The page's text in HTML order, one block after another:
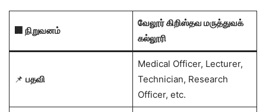
🏢 நிறுவனம்
வேலூர் கிறிஸ்தவ மருத்துவக்
கல்லூரி
📌 பதவி
Medical Officer, Lecturer,
Technician, Research
Officer, etc.